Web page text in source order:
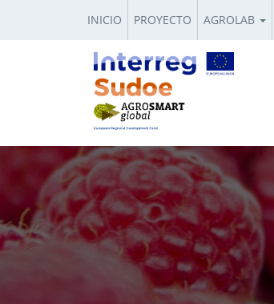
INICIO PROYECTO AGROLAB